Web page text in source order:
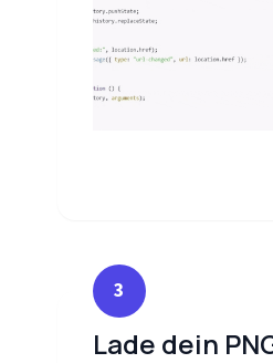
3
Lade dein